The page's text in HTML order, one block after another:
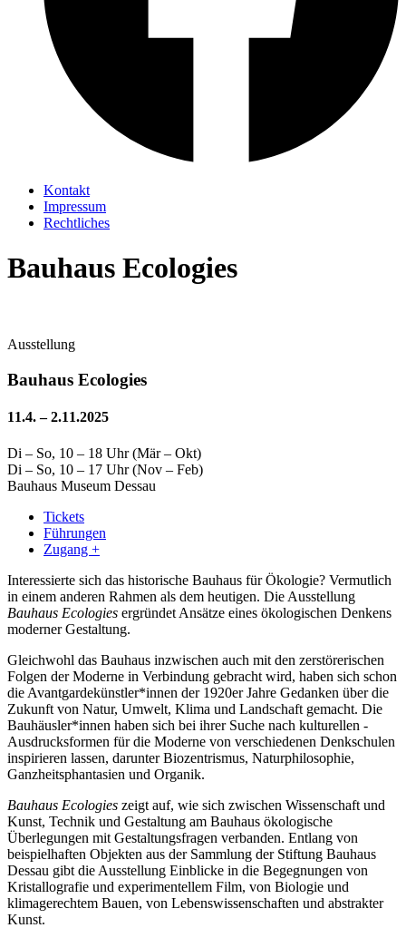
Kontakt
Impressum
Rechtliches
Bauhaus Ecologies
Ausstellung
Bauhaus Ecologies
11.4. – 2.11.2025
Di – So, 10 – 18 Uhr (Mär – Okt)
Di – So, 10 – 17 Uhr (Nov – Feb)
Bauhaus Museum Dessau
Tickets
Führungen
Zugang +
Interessierte sich das historische Bauhaus für Ökologie? Vermutlich
in einem anderen Rahmen als dem heutigen. Die Ausstellung
Bauhaus Ecologies ergründet Ansätze ­eines ökologischen Denkens
moderner Gestaltung.
Gleichwohl das Bauhaus inzwischen auch mit den zerstörerischen
Folgen der Moderne in Verbindung gebracht wird, haben sich schon
die Avantgardekünstler*innen der 1920er Jahre Gedanken über die
Zukunft von Natur, ­Umwelt, Klima und Landschaft gemacht. Die
Bauhäusler*innen haben sich bei ihrer Suche nach kulturellen ­
Ausdrucksformen für die Moderne von verschiedenen Denkschulen
inspirieren lassen, darunter Biozentrismus, Naturphilosophie,
Ganzheitsphantasien und Organik.
Bauhaus Ecologies zeigt auf, wie sich zwischen Wissenschaft und
Kunst, Technik und Gestaltung am Bauhaus ökologische
Überlegungen mit Gestaltungsfragen verbanden. Entlang von
beispielhaften Objekten aus der Sammlung der Stiftung Bauhaus
Dessau gibt die Ausstellung Einblicke in die Begegnungen von
Kristallografie und ­experimentellem Film, von Biologie und
klimagerechtem Bauen, von Lebenswissenschaften und abstrakter
Kunst.